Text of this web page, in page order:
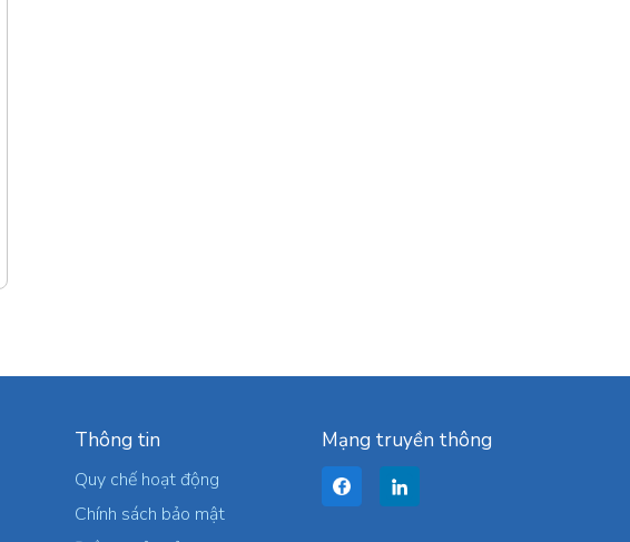
Thông tin
Quy chế hoạt động
Chính sách bảo mật
Mạng truyền thông